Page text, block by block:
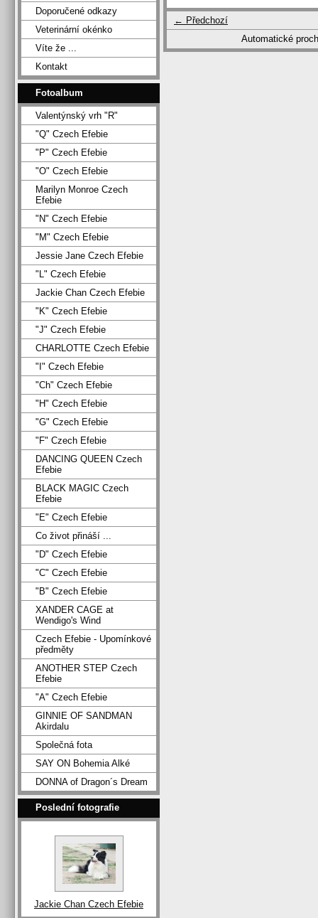
← Předchozí
Automatické
Doporučené odkazy
Veterinární okénko
Víte že ...
Kontakt
Fotoalbum
Valentýnský vrh "R"
"Q" Czech Efebie
"P" Czech Efebie
"O" Czech Efebie
Marilyn Monroe Czech
Efebie
"N" Czech Efebie
"M" Czech Efebie
Jessie Jane Czech Efebie
"L" Czech Efebie
Jackie Chan Czech Efebie
"K" Czech Efebie
"J" Czech Efebie
CHARLOTTE Czech Efebie
"I" Czech Efebie
"Ch" Czech Efebie
"H" Czech Efebie
"G" Czech Efebie
"F" Czech Efebie
DANCING QUEEN Czech
Efebie
BLACK MAGIC Czech
Efebie
"E" Czech Efebie
Co život přináší ...
"D" Czech Efebie
"C" Czech Efebie
"B" Czech Efebie
XANDER CAGE at
Wendigo's Wind
Czech Efebie - Upomínkové
předměty
ANOTHER STEP Czech
Efebie
"A" Czech Efebie
GINNIE OF SANDMAN
Akirdalu
Společná fota
SAY ON Bohemia Alké
DONNA of Dragon´s Dream
Poslední fotografie
Jackie Chan Czech Efebie